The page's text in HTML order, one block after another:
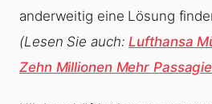
anderweitig eine Lösung
(Lesen Sie auch:Lufthansa
Zehn Millionen Mehr